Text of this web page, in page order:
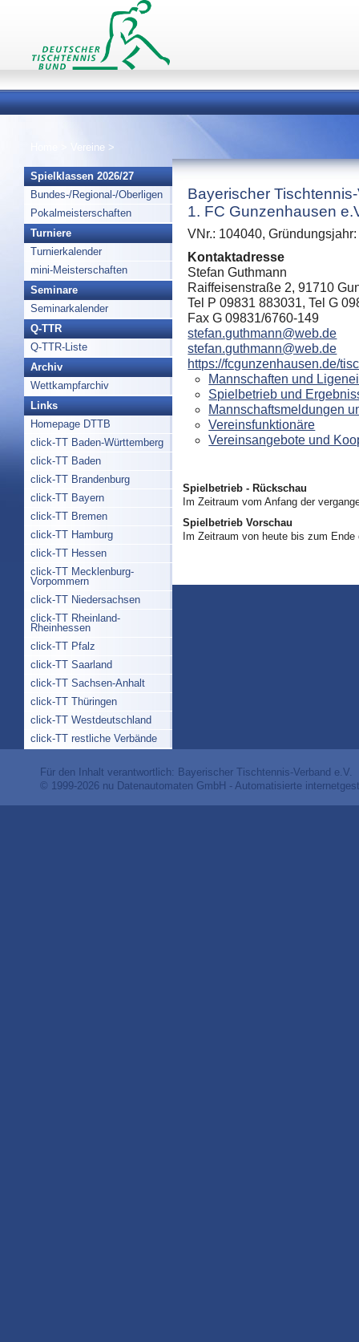
Vereine >
Spielklassen 2026/27
Bundes-/Regional-/Oberligen
Pokalmeisterschaften
Turniere
Turnierkalender
mini-Meisterschaften
Seminare
Seminarkalender
Q-TTR
Q-TTR-Liste
Archiv
Wettkampfarchiv
Links
Homepage DTTB
click-TT Baden-Württemberg
click-TT Baden
click-TT Brandenburg
click-TT Bayern
click-TT Bremen
click-TT Hamburg
click-TT Hessen
click-TT Mecklenburg-
Vorpommern
click-TT Niedersachsen
click-TT Rheinland-
Rheinhessen
click-TT Pfalz
click-TT Saarland
click-TT Sachsen-Anhalt
click-TT Thüringen
click-TT Westdeutschland
click-TT restliche Verbände
Bayerischer
1. FC Gunzenhausen
VNr.: 104040,
Kontaktadresse
Stefan Guthmann
Raiffeisenstraße 2, 91710
Tel P 09831 883031, Tel G
Fax G 09831/6760-149
stefan.guthmann@web.de
stefan.guthmann@web.de
https://fcgunzenhausen.de/
Mannschaften und
Spielbetrieb und
Mannschaftsmeldungen
Vereinsfunktionäre
Vereinsangebote und
Spielbetrieb - Rückschau
Im Zeitraum vom Anfang der
Spielbetrieb Vorschau
Im Zeitraum von heute bis zum
Für den Inhalt verantwortlich: Bayerischer Tischtennis-Verband e.V.
© 1999-2026 nu Datenautomaten GmbH - Automatisierte